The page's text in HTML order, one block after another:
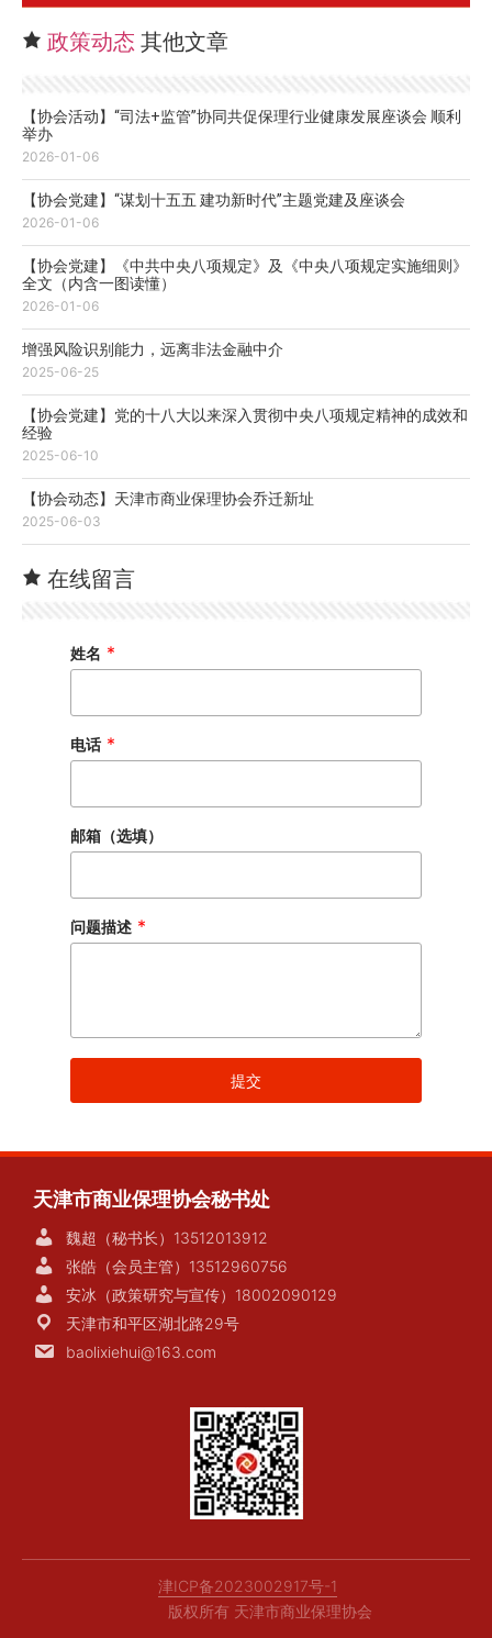
政策动态 其他文章
【协会活动】“司法+监管”协同共促保理行业健康发展座谈会 顺利
举办
2026-01-06
【协会党建】“谋划十五五 建功新时代”主题党建及座谈会
2026-01-06
【协会党建】《中共中央八项规定》及《中央八项规定实施细则》
全文（内含一图读懂）
2026-01-06
增强风险识别能力，远离非法金融中介
2025-06-25
【协会党建】党的十八大以来深入贯彻中央八项规定精神的成效和
经验
2025-06-10
【协会动态】天津市商业保理协会乔迁新址
2025-06-03
在线留言
姓名 *
电话 *
邮箱（选填）
邮
箱
问
题
述
名
问题描述 *
提交
天津市商业保理协会秘书处
魏超（秘书长）13512013912
张皓（会员主管）13512960756
安冰（政策研究与宣传）18002090129
天津市和平区湖北路29号
baolixiehui@163.com
津ICP备2023002917号-1
版权所有 天津市商业保理协会